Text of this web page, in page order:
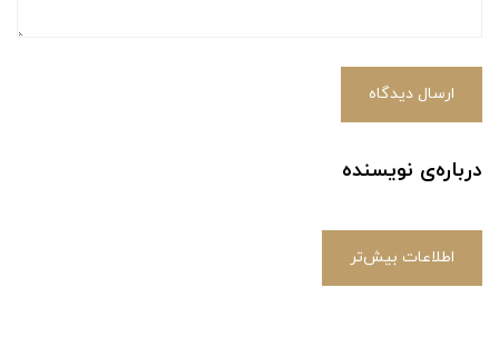
ارسال دیدگاه
درباره‌ی نویسنده
اطلاعات بیش‌تر